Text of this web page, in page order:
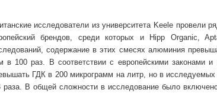
исследователи из университета Keele провели
брендов, среди которых и Hipp Organic,
содержание в этих смесях алюминия
в 100 раз. В соответствии с европейскими
ГДК в 200 микрограмм на литр, но в
раза. В общей сложности в исследование было